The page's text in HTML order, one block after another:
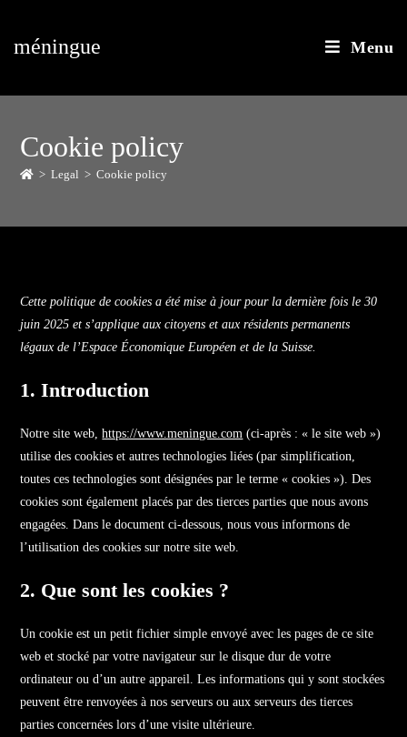
méningue Menu
Cookie policy
> Legal > Cookie policy
Cette politique de cookies a été mise à jour pour la dernière fois le 30
juin 2025 et s’applique aux citoyens et aux résidents permanents
légaux de l’Espace Économique Européen et de la Suisse.
1. Introduction
Notre site web,https://www.meningue.com (ci-après : « le site web »)
utilise des cookies et autres technologies liées (par simplification,
toutes ces technologies sont désignées par le terme « cookies »). Des
cookies sont également placés par des tierces parties que nous avons
engagées. Dans le document ci-dessous, nous vous informons de
l’utilisation des cookies sur notre site web.
2. Que sont les cookies ?
Un cookie est un petit fichier simple envoyé avec les pages de ce site
web et stocké par votre navigateur sur le disque dur de votre
ordinateur ou d’un autre appareil. Les informations qui y sont stockées
peuvent être renvoyées à nos serveurs ou aux serveurs des tierces
parties concernées lors d’une visite ultérieure.